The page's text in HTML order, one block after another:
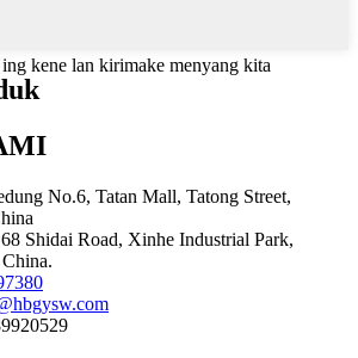
kene lan kirimake menyang kita
No.6, Tatan Mall, Tatong Street,
Shidai Road, Xinhe Industrial Park,